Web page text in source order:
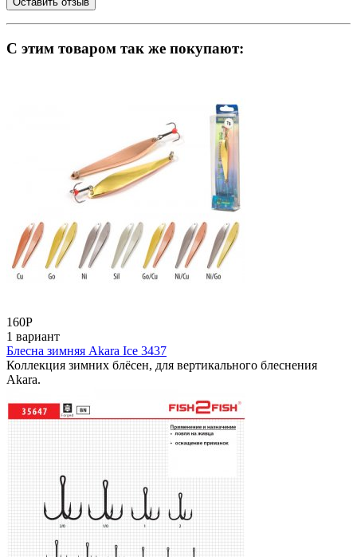
C этим товаром так же покупают:
160Р
1 вариант
Блесна зимняя Akara Ice 3437
Коллекция зимних блёсен, для вертикального блеснения
Akara.